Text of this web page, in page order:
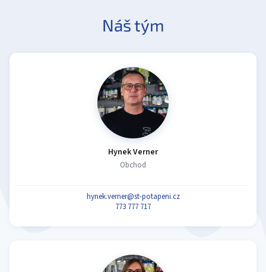
Náš tým
Hynek Verner
Obchod
hynek.verner@st-potapeni.cz
773 777 717